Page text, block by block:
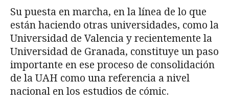
Su puesta en marcha, en la línea de lo que
están haciendo otras universidades, como la
Universidad de Valencia y recientemente la
Universidad de Granada, constituye un paso
importante en ese proceso de consolidación
de la UAH como una referencia a nivel
nacional en los estudios de cómic.